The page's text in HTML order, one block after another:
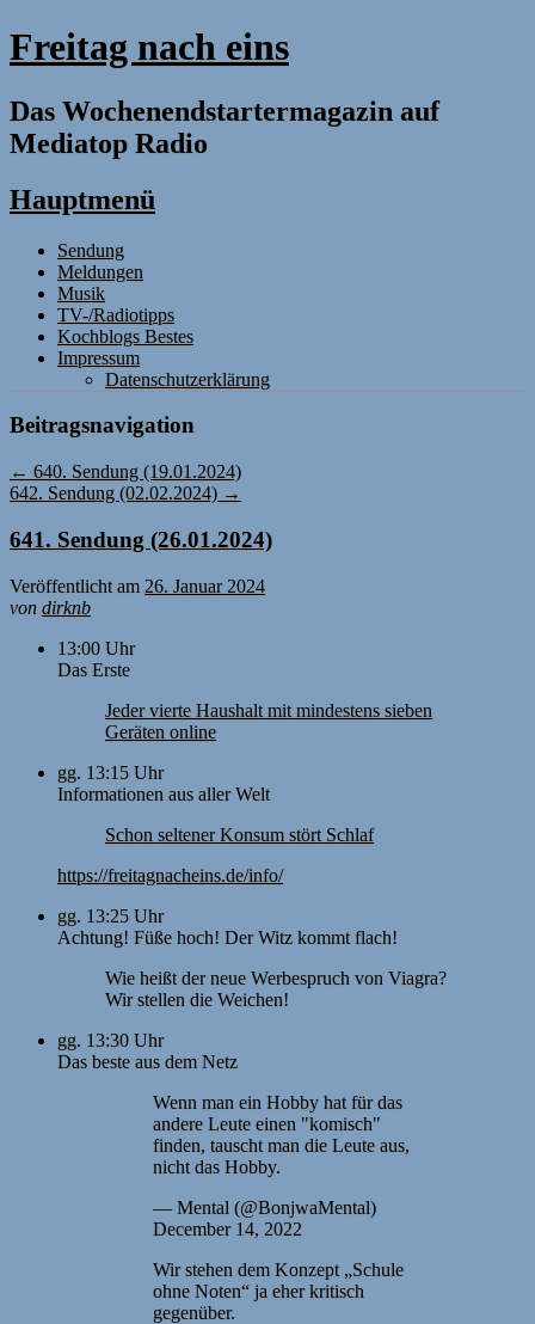
Freitag nach eins
Das Wochenendstartermagazin auf
Mediatop Radio
Hauptmenü
Zum
Inhalt
springen
Sendung
Meldungen
Musik
TV-/Radiotipps
Kochblogs Bestes
Impressum
Datenschutzerklärung
Beitragsnavigation
← 640. Sendung (19.01.2024)
642. Sendung (02.02.2024) →
641. Sendung (26.01.2024)
Veröffentlicht am 26. Januar 2024
von dirknb
13:00 Uhr
Das Erste
Jeder vierte Haushalt mit mindestens sieben
Geräten online
gg. 13:15 Uhr
Informationen aus aller Welt
Schon seltener Konsum stört Schlaf
https://freitagnacheins.de/info/
gg. 13:25 Uhr
Achtung! Füße hoch! Der Witz kommt flach!
Wie heißt der neue Werbespruch von Viagra?
Wir stellen die Weichen!
gg. 13:30 Uhr
Das beste aus dem Netz
Wenn man ein Hobby hat für das
andere Leute einen "komisch"
finden, tauscht man die Leute aus,
nicht das Hobby.
— Mental (@BonjwaMental)
December 14, 2022
Wir stehen dem Konzept „Schule
ohne Noten“ ja eher kritisch
gegenüber.